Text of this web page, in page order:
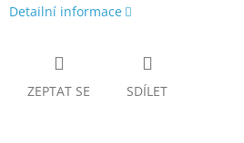
Detailní informace
ZEPTAT SE SDÍLET